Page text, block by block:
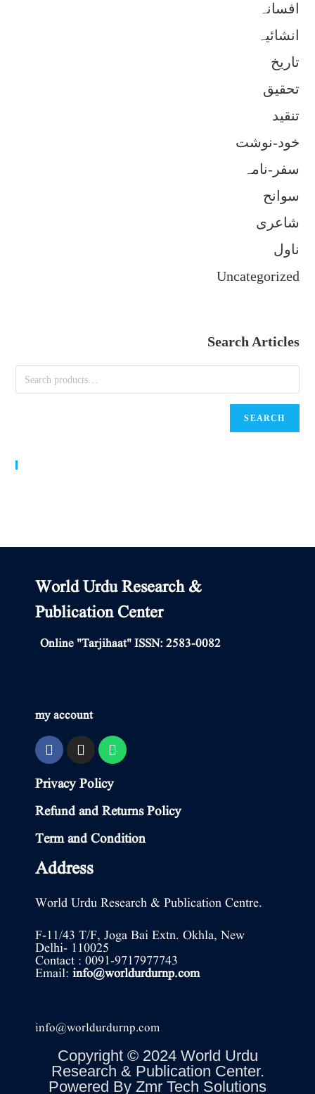
افسانہ
انشائیہ
تاریخ
تحقیق
تنقید
خود-نوشت
سفر-نامہ
سوانح
شاعری
ناول
Uncategorized
Search Articles
SEARCH
World Urdu Research &
Publication Center
Online "Tarjihaat" ISSN: 2583-0082
my account
Privacy Policy
Refund and Returns Policy
Term and Condition
Address
World Urdu Research & Publication Centre.
F-11/43 T/F, Joga Bai Extn. Okhla, New
Delhi- 110025
Contact : 0091-9717977743
Email: info@worldurdurnp.com
info@worldurdurnp.com
Copyright © 2024 World Urdu
Research & Publication Center.
Powered By Zmr Tech Solutions